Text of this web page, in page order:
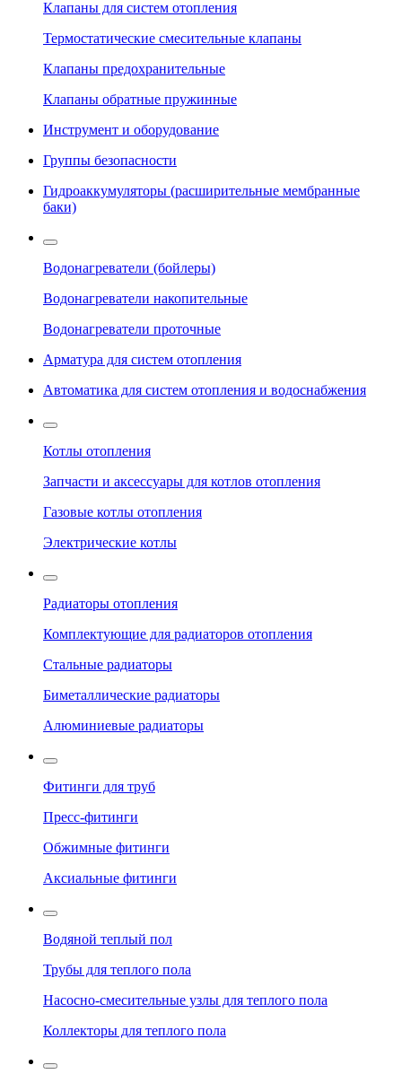
Клапаны для систем отопления
Термостатические смесительные клапаны
Клапаны предохранительные
Клапаны обратные пружинные
Инструмент и оборудование
Группы безопасности
Гидроаккумуляторы (расширительные мембранные
баки)
Водонагреватели (бойлеры)
Водонагреватели накопительные
Водонагреватели проточные
Арматура для систем отопления
Автоматика для систем отопления и водоснабжения
Котлы отопления
Запчасти и аксессуары для котлов отопления
Газовые котлы отопления
Электрические котлы
Радиаторы отопления
Комплектующие для радиаторов отопления
Стальные радиаторы
Биметаллические радиаторы
Алюминиевые радиаторы
Фитинги для труб
Пресс-фитинги
Обжимные фитинги
Аксиальные фитинги
Водяной теплый пол
Трубы для теплого пола
Насосно-смесительные узлы для теплого пола
Коллекторы для теплого пола